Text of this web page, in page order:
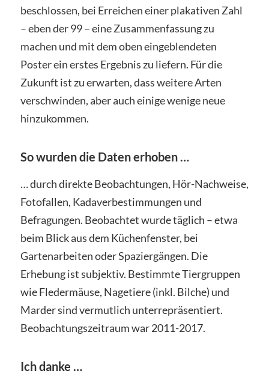
beschlossen, bei Erreichen einer plakativen Zahl
– eben der 99 – eine Zusammenfassung zu
machen und mit dem oben eingeblendeten
Poster ein erstes Ergebnis zu liefern. Für die
Zukunft ist zu erwarten, dass weitere Arten
verschwinden, aber auch einige wenige neue
hinzukommen.
So wurden die Daten erhoben …
… durch direkte Beobachtungen, Hör-Nachweise,
Fotofallen, Kadaverbestimmungen und
Befragungen. Beobachtet wurde täglich – etwa
beim Blick aus dem Küchenfenster, bei
Gartenarbeiten oder Spaziergängen. Die
Erhebung ist subjektiv. Bestimmte Tiergruppen
wie Fledermäuse, Nagetiere (inkl. Bilche) und
Marder sind vermutlich unterrepräsentiert.
Beobachtungszeitraum war 2011-2017.
Ich danke …